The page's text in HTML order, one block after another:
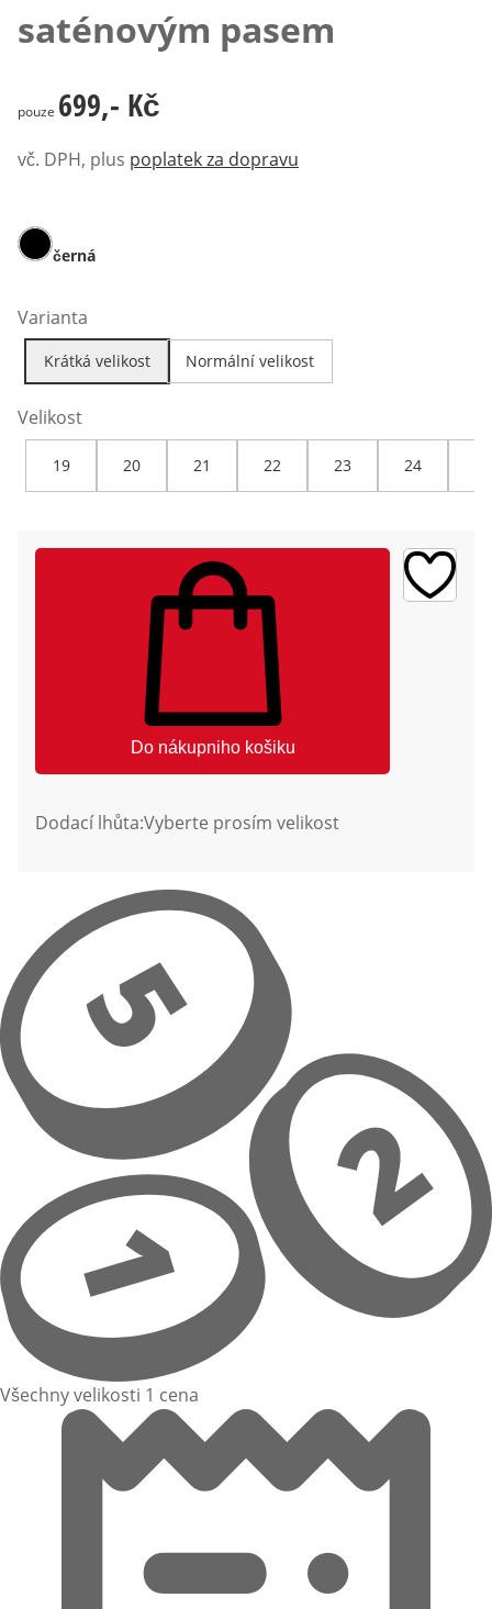
saténovým pasem
699,- Kč
pouze 699,- Kč
vč. DPH, plus poplatek za dopravu
černá
Varianta
Krátká velikost Normální velikost
Velikost
19 20 21 22 23 24
Do nákupniho košiku
Dodací lhůta:Vyberte prosím velikost
Všechny velikosti 1 cena